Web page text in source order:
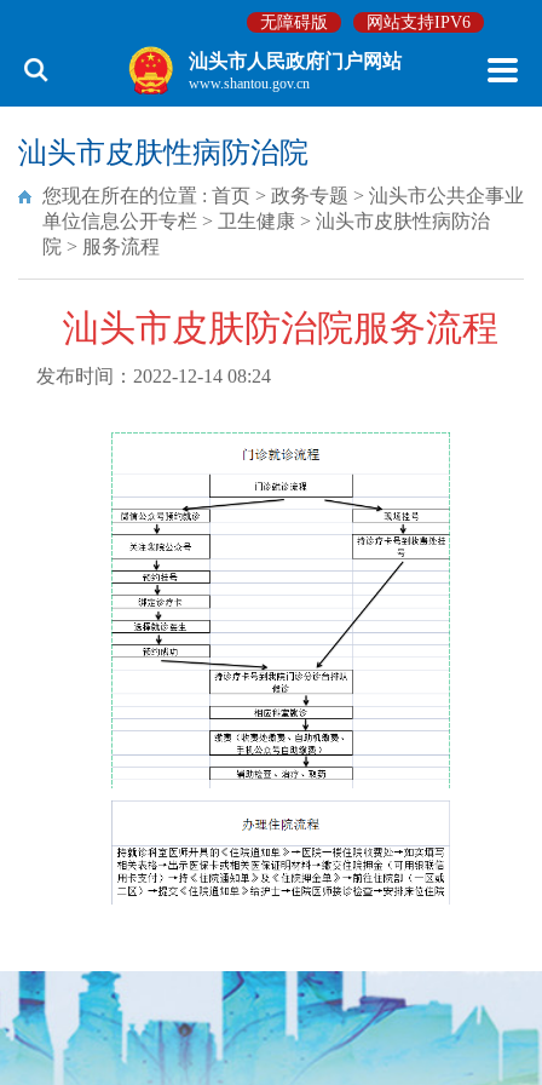
无障碍版 网站支持IPV6
汕头市人民政府门户网站
www.shantou.gov.cn
汕头市皮肤性病防治院
您现在所在的位置 : 首页 > 政务专题 > 汕头市公共企事业
单位信息公开专栏 > 卫生健康 > 汕头市皮肤性病防治
院 > 服务流程
汕头市皮肤防治院服务流程
发布时间：2022-12-14 08:24